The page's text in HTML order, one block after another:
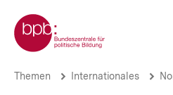
zum
Seiteninhalt
springen
Zur Startseite der bpb
Häufig
Brotkrümelnavigation
Themen Internationales